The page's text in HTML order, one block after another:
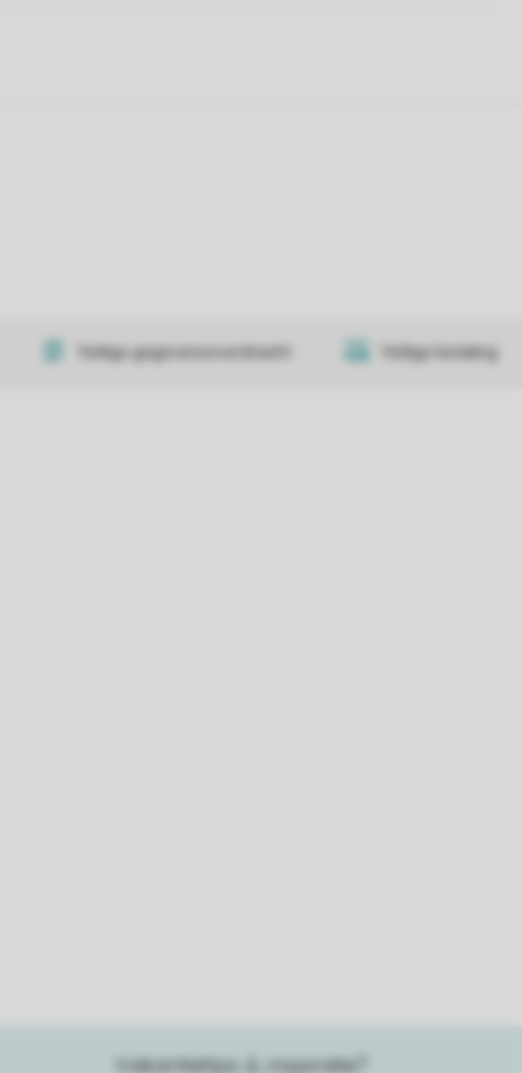
Veilige gegevensoverdracht Veilige betaling
Vakantietips & inspiratie?